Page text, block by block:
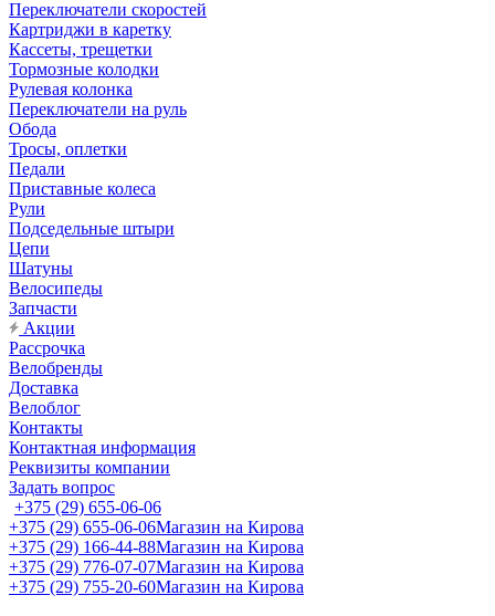
Переключатели скоростей
Картриджи в каретку
Кассеты, трещетки
Тормозные колодки
Рулевая колонка
Переключатели на руль
Обода
Тросы, оплетки
Педали
Приставные колеса
Рули
Подседельные штыри
Цепи
Шатуны
Велосипеды
Запчасти
Акции
Рассрочка
Велобренды
Доставка
Велоблог
Контакты
Контактная информация
Реквизиты компании
Задать вопрос
+375 (29) 655-06-06
+375 (29) 655-06-06Магазин на Кирова
+375 (29) 166-44-88Магазин на Кирова
+375 (29) 776-07-07Магазин на Кирова
+375 (29) 755-20-60Магазин на Кирова